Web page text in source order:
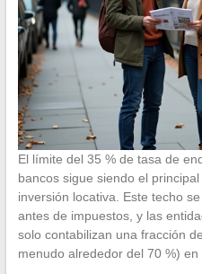
El límite del 35 % de tasa de
bancos sigue siendo el
inversión locativa. Este techo
antes de impuestos, y las
solo contabilizan una fracción
menudo alrededor del 70 %) en